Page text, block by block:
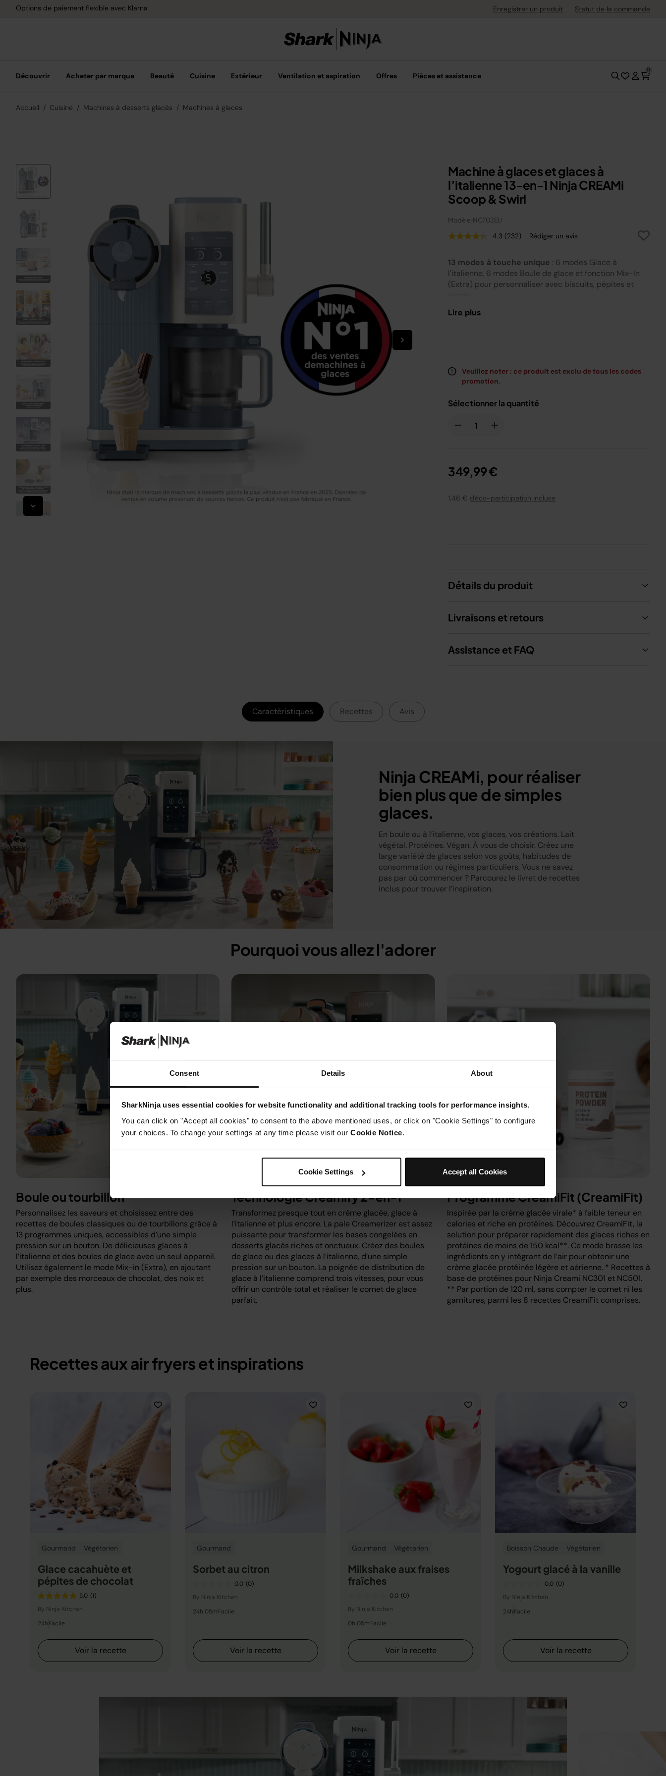
Consent Details About
SharkNinja uses essential cookies for website functionality and additional tracking tools for performance insights.
You can click on "Accept all cookies" to consent to the above mentioned uses, or click on "Cookie Settings" to configure
your choices. To change your settings at any time please visit our Cookie Notice.
Cookie Settings Accept all Cookies
Livraison gratuite dès 40 € d'achat Retours gratuits jusqu'à 30 jours après l'achat
Enregistrer un produit Statut de la commande
Découvrir Acheter par marque Beauté Cuisine Extérieur Ventilation et aspiration Offres Pièces et assistance
0
Accueil Cuisine Machines à desserts glacés Machines à glaces
Machine à glaces et glaces à
l’italienne 13-en-1 Ninja CREAMi
Scoop & Swirl
Modèle: NC702EU
4.3 Lire
Lien
sur
la
même
(232) Rédiger un avis
13 modes à touche unique : 6 modes Glace à
l'italienne, 6 modes Boule de glace et fonction Mix-In
(Extra) pour personnaliser avec biscuits, pépites et
Transformez presque n'importe quel ingrédient
de votre glace pour y glisser vos extras préférés
Jusqu'à 4 cornets par pot*
brassez et dégustez — toutes les pièces amovibles
** Par portion de 120 ml, parmi les 8 recettes
Lire plus
Veuillez noter : ce produit est exclu de tous les codes
promotion.
Sélectionner la quantité
349,99 €
1,46 € d'éco-participation incluse
Détails du produit
Livraisons et retours
Assistance et FAQ
Caractéristiques Recettes Avis
Ninja CREAMi, pour réaliser
bien plus que de simples
glaces.
En boule ou à l’italienne, vos glaces, vos créations. Lait
végétal. Protéines. Végan. À vous de choisir. Créez une
large variété de glaces selon vos goûts, habitudes de
consommation ou régimes particuliers. Vous ne savez
pas par où commencer ? Parcourez le livret de recettes
inclus pour trouver l’inspiration.
Pourquoi vous allez l'adorer
Boule ou tourbillon
Personnalisez les saveurs et choisissez entre des
recettes de boules classiques ou de tourbillons grâce à
13 programmes uniques, accessibles d’une simple
pression sur un bouton. De délicieuses glaces à
l’italienne et des boules de glace avec un seul appareil.
Utilisez également le mode Mix-in (Extra), en ajoutant
par exemple des morceaux de chocolat, des noix et
plus.
Technologie Creamify 2-en-1
Transformez presque tout en crème glacée, glace à
l’italienne et plus encore. La pale Creamerizer est assez
puissante pour transformer les bases congelées en
desserts glacés riches et onctueux. Créez des boules
de glace ou des glaces à l’italienne, d’une simple
pression sur un bouton. La poignée de distribution de
glace à l’italienne comprend trois vitesses, pour vous
offrir un contrôle total et réaliser le cornet de glace
parfait.
Programme CreamiFit (CreamiFit)
Inspirée par la crème glacée virale* à faible teneur en
calories et riche en protéines. Découvrez CreamiFit, la
solution pour préparer rapidement des glaces riches en
protéines de moins de 150 kcal**. Ce mode brasse les
ingrédients en y intégrant de l’air pour obtenir une
crème glacée protéinée légère et aérienne. * Recettes à
base de protéines pour Ninja Creami NC301 et NC501.
** Par portion de 120 ml, sans compter le cornet ni les
garnitures, parmi les 8 recettes CreamiFit comprises.
Recettes aux air fryers et inspirations
Gourmand Végétarien
Glace cacahuète et
pépites de chocolat
5.0 (1)
By Ninja Kitchen
24hFacile
Voir la recette
Gourmand
Sorbet au citron
0.0 (0)
By Ninja Kitchen
24h 05mFacile
Voir la recette
Gourmand Végétarien
Milkshake aux fraises
fraîches
0.0 (0)
By Ninja Kitchen
0h 05mFacile
Voir la recette
Boisson Chaude Végétarien
Yogourt glacé à la vanille
0.0 (0)
By Ninja Kitchen
24hFacile
Voir la recette